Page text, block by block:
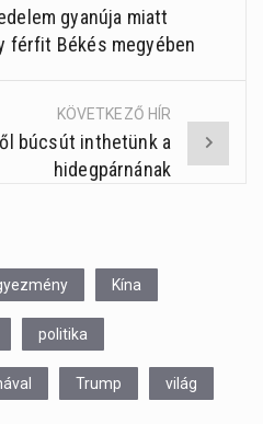
gyanúja miatt
férfit Békés megyében
KÖVETKEZŐ HÍR
búcsút inthetünk a
hidegpárnának
Kína
politika
Trump világ